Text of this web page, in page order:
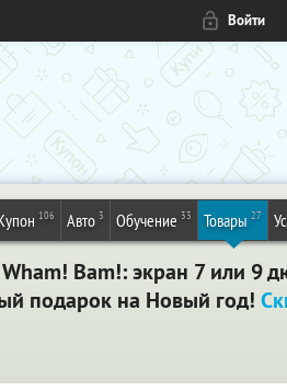
Войти
106 Авто 3 Обучение 33 Товары 27
Bam!: экран 7 или 9
подарок на Новый год!